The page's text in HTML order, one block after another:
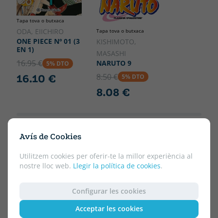
Avís de Cookies
Utilitzem cookies per oferir-te la millor experiència al
nostre lloc web. Llegir la política de cookies.
Configurar les cookies
Acceptar les cookies
Tapa tova o butxaca
ODA, EIICHIRO
ONE PIECE Nº 01 (3
EN 1)
16.95 € 5% DTO
16.10 €
Tapa tova o butxaca
KISHIMOTO,
MASASHI
NARUTO 9
8.50 € 5% DTO
8.08 €